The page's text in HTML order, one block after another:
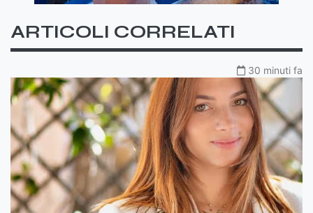
ARTICOLI CORRELATI
30 minuti fa